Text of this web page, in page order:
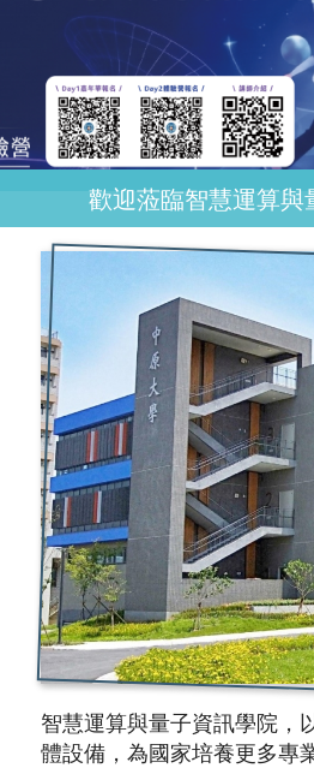
歡迎蒞臨智慧運算與
智慧運算與量子資訊學院，
體設備，為國家培養更多專